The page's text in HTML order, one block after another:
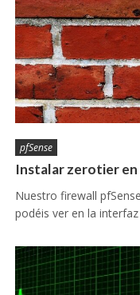
pfSense
Instalar zerotier en
Nuestro firewall
podéis ver en la